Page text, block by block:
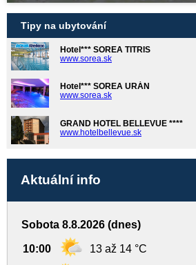
Tipy na ubytování
Hotel*** SOREA TITRIS
www.sorea.sk
Hotel*** SOREA URÁN
www.sorea.sk
GRAND HOTEL BELLEVUE ****
www.hotelbellevue.sk
Aktuální info
Sobota 8.8.2026 (dnes)
10:00 13 až 14 °C